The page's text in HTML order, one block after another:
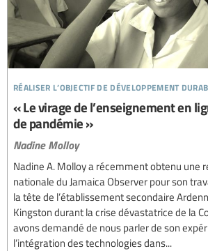
réaliser l’objectif de développement
« Le virage de l’enseignement en
de pandémie »
Nadine Molloy
Nadine A. Molloy a récemment obtenu une
nationale du Jamaica Observer pour son
la tête de l’établissement secondaire
Kingston durant la crise dévastatrice de la
avons demandé de nous parler de son
l’intégration des technologies dans...